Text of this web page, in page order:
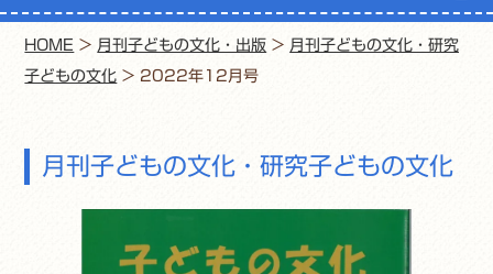
HOME > 月刊子どもの文化・出版 > 月刊子どもの文化・研究
子どもの文化 > 2022年12月号
月刊子どもの文化・研究子どもの文化